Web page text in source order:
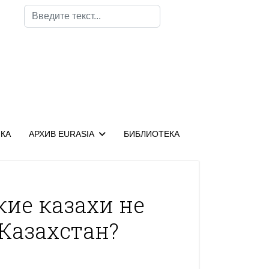
Поиск
АРХИВ EURASIA БИБЛИОТЕКА
казахи не